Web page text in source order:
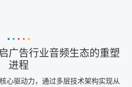
广告行业音频生态的重塑
进程
心驱动力，通过多层技术架构实现从